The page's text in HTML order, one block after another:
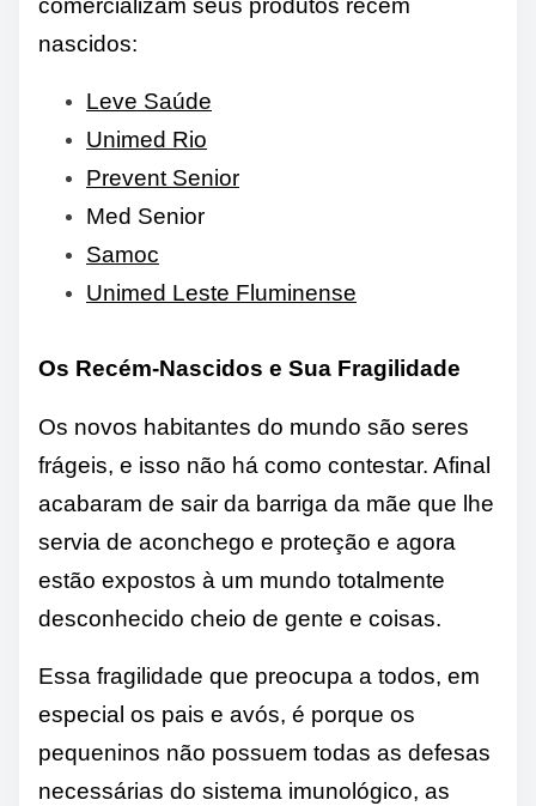
comercializam seus produtos recém
nascidos:
Leve Saúde
Unimed Rio
Prevent Senior
Med Senior
Samoc
Unimed Leste Fluminense
Os Recém-Nascidos e Sua Fragilidade
Os novos habitantes do mundo são seres
frágeis, e isso não há como contestar. Afinal
acabaram de sair da barriga da mãe que lhe
servia de aconchego e proteção e agora
estão expostos à um mundo totalmente
desconhecido cheio de gente e coisas.
Essa fragilidade que preocupa a todos, em
especial os pais e avós, é porque os
pequeninos não possuem todas as defesas
necessárias do sistema imunológico, as